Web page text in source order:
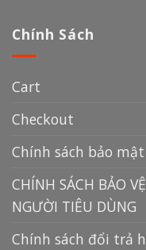
Chính Sách
Cart
Checkout
Chính sách bảo mật
CHÍNH SÁCH BẢO
NGƯỜI TIÊU DÙNG
Chính sách đổi trả